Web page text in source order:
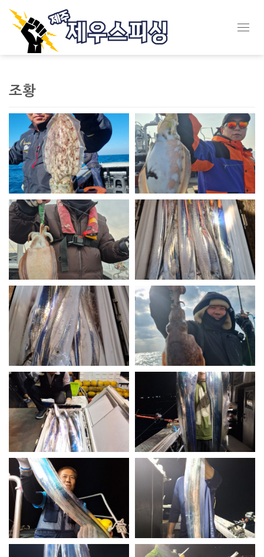
조황
제우스 피싱 시즌 갑 첫출조 다녀... 제우스 피싱 17일 갑조황입니다
제우스 피싱 7일 갑조황입니다~ 제우스 피싱 26일 갈치 조황
제우스 피싱 올해 첫 갈치 출조 ... 제우스 피싱 23일 갑 조황입니...
제우스 피싱 28일 갈치 조황 제우스 피싱 25일 야간 갈치 조...
제우스 피싱 17일 갈치 조황 제우스 피싱 27일 갈치 조황
제우스 피싱 시즌 갑 첫출조 다녀...
제우스 피싱 17일 갑조황입니다
제우스 피싱 7일 갑조황입니다~
제우스 피싱 26일 갈치 조황
제우스 피싱 올해 첫 갈치 출조 ...
제우스 피싱 23일 갑 조황입니...
제우스 피싱 28일 갈치 조황
제우스 피싱 25일 야간 갈치 조...
제우스 피싱 17일 갈치 조황
제우스 피싱 27일 갈치 조황
제우스 피싱 16일 갈치 조황
제우스 피싱 15일 갈치조황
제우스 피싱 8월 1일 갈치 조황...